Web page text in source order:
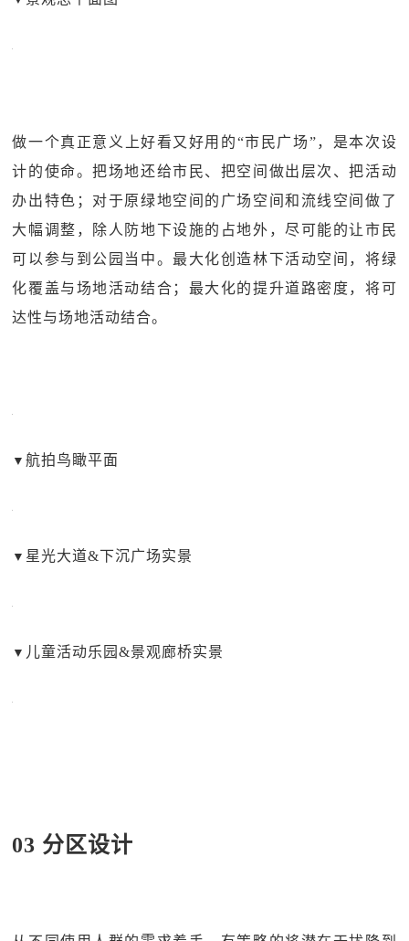
做一个真正意义上好看又好用的“市民广场”，是本次设
计的使命。把场地还给市民、把空间做出层次、把活动
办出特色；对于原绿地空间的广场空间和流线空间做了
大幅调整，除人防地下设施的占地外，尽可能的让市民
可以参与到公园当中。最大化创造林下活动空间，将绿
化覆盖与场地活动结合；最大化的提升道路密度，将可
达性与场地活动结合。
▼航拍鸟瞰平面
▼ 星光大道&下沉广场实景
▼ 儿童活动乐园&景观廊桥实景
03 分区设计